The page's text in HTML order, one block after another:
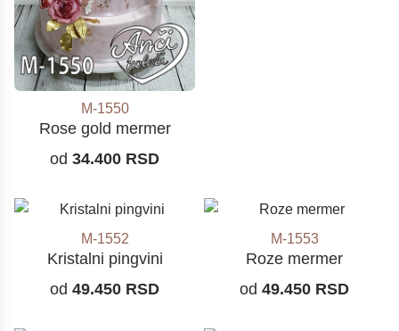
M-1550
Rose gold mermer
od 34.400 RSD
M-1552
Kristalni pingvini
od 49.450 RSD
M-1553
Roze mermer
od 49.450 RSD